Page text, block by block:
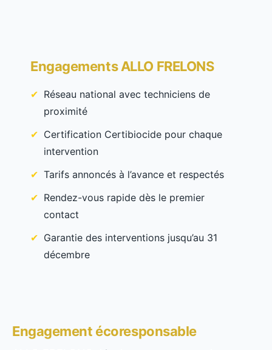
Engagements ALLO FRELONS
Réseau national avec techniciens de
proximité
Certification Certibiocide pour chaque
intervention
Tarifs annoncés à l’avance et respectés
Rendez-vous rapide dès le premier
contact
Garantie des interventions jusqu’au 31
décembre
Engagement écoresponsable